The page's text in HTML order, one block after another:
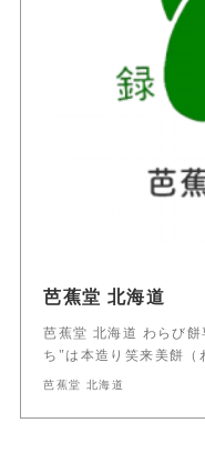
芭蕉堂 北海道
芭蕉堂 北海道 わらび
ち"は本造り笑来美餅
芭蕉堂 北海道